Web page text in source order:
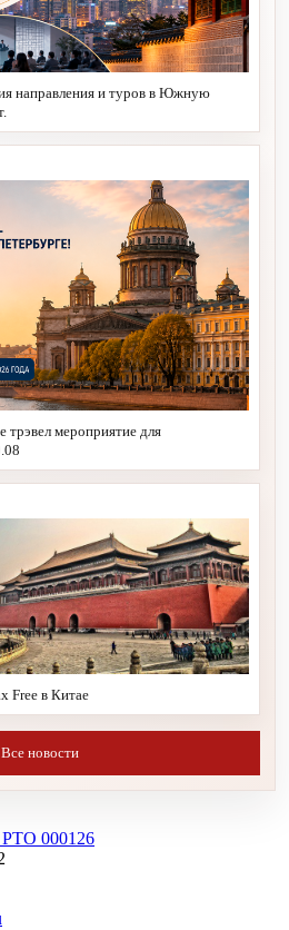
направления и туров в Южную
трэвел мероприятие для
Free в Китае
Все новости
000126